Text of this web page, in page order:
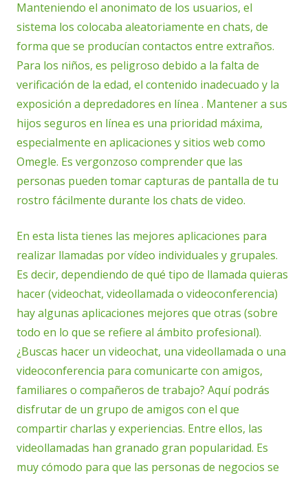
Manteniendo el anonimato de los usuarios, el
sistema los colocaba aleatoriamente en chats, de
forma que se producían contactos entre extraños.
Para los niños, es peligroso debido a la falta de
verificación de la edad, el contenido inadecuado y la
exposición a depredadores en línea . Mantener a sus
hijos seguros en línea es una prioridad máxima,
especialmente en aplicaciones y sitios web como
Omegle. Es vergonzoso comprender que las
personas pueden tomar capturas de pantalla de tu
rostro fácilmente durante los chats de video.
En esta lista tienes las mejores aplicaciones para
realizar llamadas por vídeo individuales y grupales.
Es decir, dependiendo de qué tipo de llamada quieras
hacer (videochat, videollamada o videoconferencia)
hay algunas aplicaciones mejores que otras (sobre
todo en lo que se refiere al ámbito profesional).
¿Buscas hacer un videochat, una videollamada o una
videoconferencia para comunicarte con amigos,
familiares o compañeros de trabajo? Aquí podrás
disfrutar de un grupo de amigos con el que
compartir charlas y experiencias. Entre ellos, las
videollamadas han granado gran popularidad. Es
muy cómodo para que las personas de negocios se